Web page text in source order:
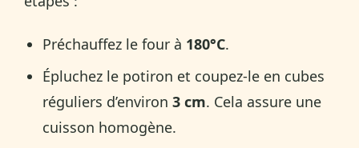
Préchauffez le four à 180°C.
Épluchez le potiron et coupez-le en cubes
réguliers d’environ3 cm. Cela assure une
cuisson homogène.